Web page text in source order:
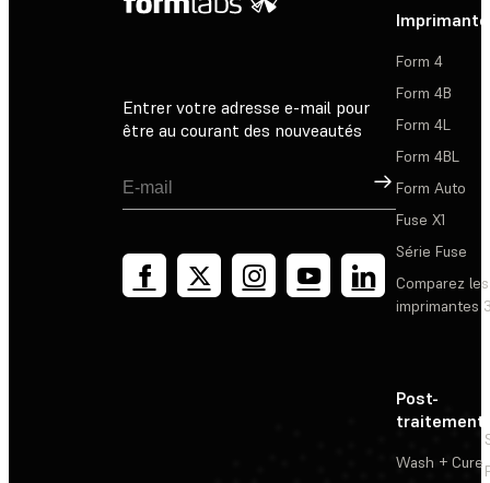
Entrer votre adresse e-mail pour
être au courant des nouveautés
Inscription
Form 4
Form 4B
Form 4L
Form 4BL
Form Auto
Fuse X1
Série Fuse
Comparez les
imprimantes
Post-
traitement
Wash + Cure